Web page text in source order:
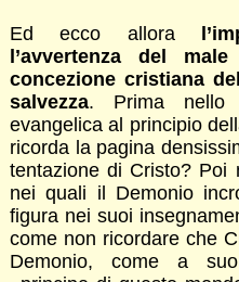
Ed ecco allora
l’avvertenza del
concezione cristiana
salvezza. Prima nello
evangelica al principio
ricorda la pagina
tentazione di Cristo? Poi
nei quali il Demonio
figura nei suoi
come non ricordare che
Demonio, come a